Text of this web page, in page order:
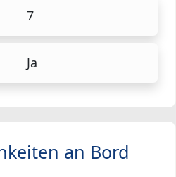
7
Ja
an Bord